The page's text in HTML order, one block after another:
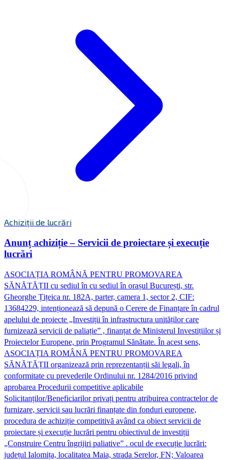
Achiziții de lucrări
Anunț achiziție – Servicii de proiectare și execuție
lucrări
ASOCIAȚIA ROMÂNĂ PENTRU PROMOVAREA
SĂNĂTĂȚII cu sediul în cu sediul în orașul București, str.
Gheorghe Țițeica nr. 182A, parter, camera 1, sector 2, CIF:
13684229, intenționează să depună o Cerere de Finanțare în cadrul
apelului de proiecte „Investiții în infrastructura unităților care
furnizează servicii de paliație” , finanțat de Ministerul Investițiilor și
Proiectelor Europene, prin Programul Sănătate. În acest sens,
ASOCIAȚIA ROMÂNĂ PENTRU PROMOVAREA
SĂNĂTĂȚII organizează prin reprezentanții săi legali, în
conformitate cu prevederile Ordinului nr. 1284/2016 privind
aprobarea Procedurii competitive aplicabile
Solicitanților/Beneficiarilor privați pentru atribuirea contractelor de
furnizare, servicii sau lucrări finanțate din fonduri europene,
procedura de achiziție competitivă având ca obiect servicii de
proiectare și execuție lucrări pentru obiectivul de investiții
„Construire Centru îngrijiri paliative” . ocul de execuție lucrări:
județul Ialomița, localitatea Maia, strada Serelor, FN; Valoarea